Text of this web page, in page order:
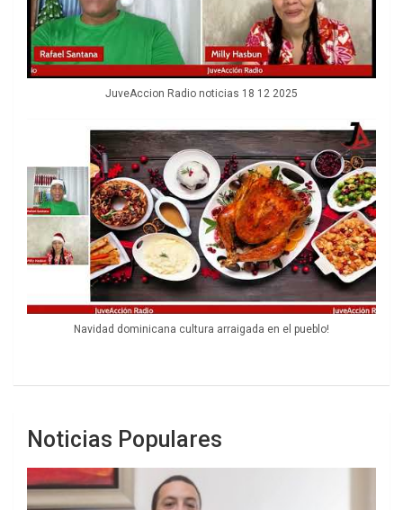
JuveAccion Radio noticias 18 12 2025
Navidad dominicana cultura arraigada en el pueblo!
Noticias Populares